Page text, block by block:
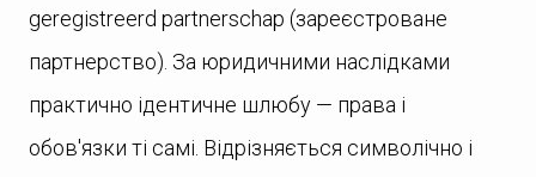
geregistreerd partnerschap (зареєстроване
партнерство). За юридичними наслідками
практично ідентичне шлюбу — права і
обов'язки ті самі. Відрізняється символічно і